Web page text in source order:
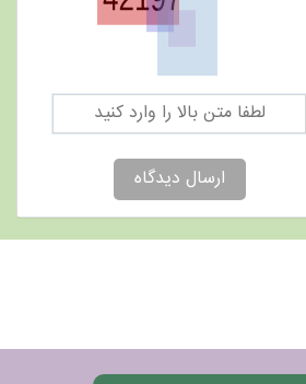
ارسال دیدگاه